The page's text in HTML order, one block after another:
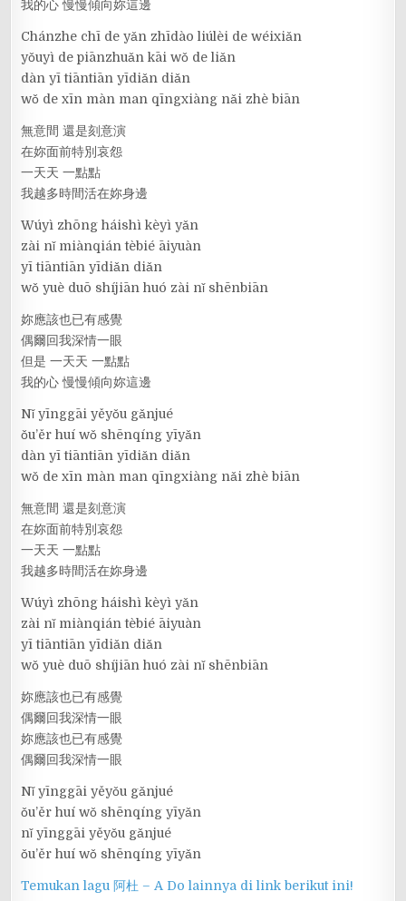
我的心 慢慢傾向妳這邊
Chánzhe chī de yǎn zhīdào liúlèi de wéixiǎn
yǒuyì de piānzhuǎn kāi wǒ de liǎn
dàn yī tiāntiān yīdiǎn diǎn
wǒ de xīn màn man qīngxiàng nǎi zhè biān
無意間 還是刻意演
在妳面前特別哀怨
一天天 一點點
我越多時間活在妳身邊
Wúyì zhōng háishì kèyì yǎn
zài nǐ miànqián tèbié āiyuàn
yī tiāntiān yīdiǎn diǎn
wǒ yuè duō shíjiān huó zài nǐ shēnbiān
妳應該也已有感覺
偶爾回我深情一眼
但是 一天天 一點點
我的心 慢慢傾向妳這邊
Nǐ yīnggāi yěyǒu gǎnjué
ǒu’ěr huí wǒ shēnqíng yīyǎn
dàn yī tiāntiān yīdiǎn diǎn
wǒ de xīn màn man qīngxiàng nǎi zhè biān
無意間 還是刻意演
在妳面前特別哀怨
一天天 一點點
我越多時間活在妳身邊
Wúyì zhōng háishì kèyì yǎn
zài nǐ miànqián tèbié āiyuàn
yī tiāntiān yīdiǎn diǎn
wǒ yuè duō shíjiān huó zài nǐ shēnbiān
妳應該也已有感覺
偶爾回我深情一眼
妳應該也已有感覺
偶爾回我深情一眼
Nǐ yīnggāi yěyǒu gǎnjué
ǒu’ěr huí wǒ shēnqíng yīyǎn
nǐ yīnggāi yěyǒu gǎnjué
ǒu’ěr huí wǒ shēnqíng yīyǎn
Temukan lagu 阿杜 – A Do lainnya di link berikut ini!